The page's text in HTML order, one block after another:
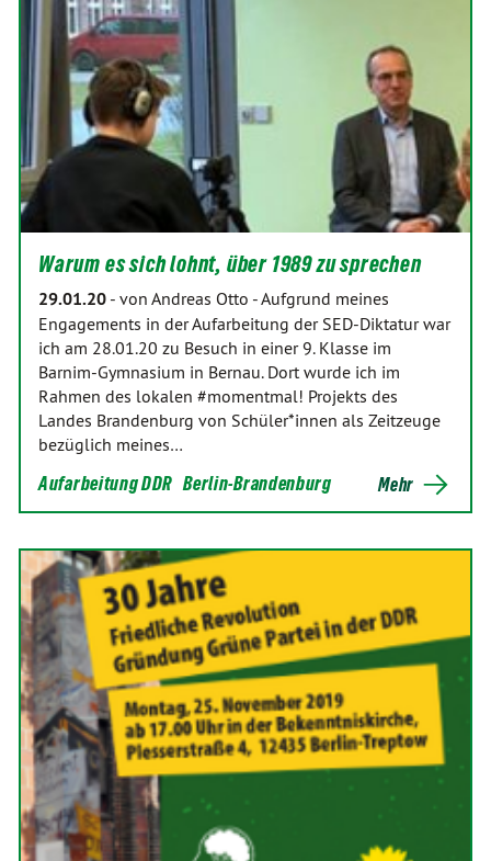
Warum es sich lohnt, über 1989 zu sprechen
29.01.20 - von Andreas Otto -Aufgrund meines
Engagements in der Aufarbeitung der SED-Diktatur war
ich am 28.01.20 zu Besuch in einer 9. Klasse im
Barnim-Gymnasium in Bernau. Dort wurde ich im
Rahmen des lokalen #momentmal! Projekts des
Landes Brandenburg von Schüler*innen als Zeitzeuge
bezüglich meines…
Aufarbeitung DDR Berlin-Brandenburg Mehr